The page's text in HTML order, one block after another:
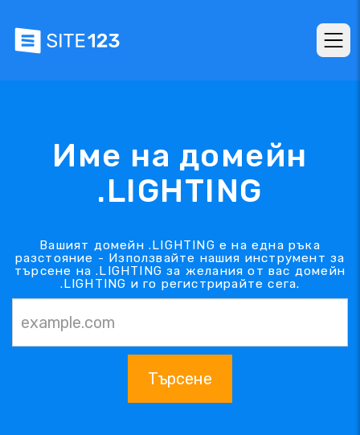
Име на домейн
.LIGHTING
Вашият домейн .LIGHTING е на една ръка
разстояние - Използвайте нашия инструмент за
търсене на .LIGHTING за желания от вас домейн
.LIGHTING и го регистрирайте сега.
Търсене